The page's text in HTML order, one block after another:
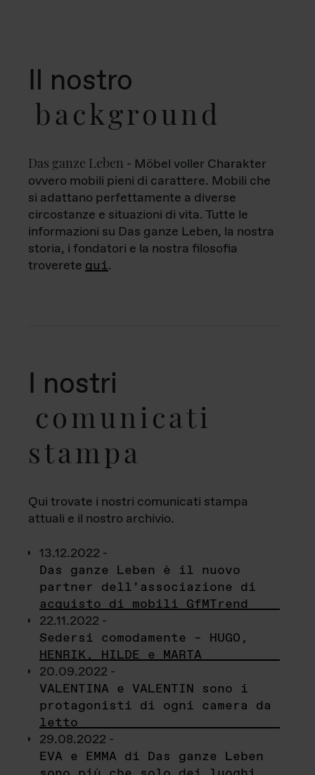
Il nostro
background
Das ganze Leben - Möbel voller Charakter
ovvero mobili pieni di carattere. Mobili che
si adattano perfettamente a diverse
circostanze e situazioni di vita. Tutte le
informazioni su Das ganze Leben, la nostra
storia, i fondatori e la nostra filosofia
troverete qui.
I nostri
comunicati
stampa
Qui trovate i nostri comunicati stampa
attuali e il nostro archivio.
13.12.2022 -
Das ganze Leben è il nuovo
partner dell’associazione di
acquisto di mobili GfMTrend
22.11.2022 -
Sedersi comodamente – HUGO,
HENRIK, HILDE e MARTA
20.09.2022 -
VALENTINA e VALENTIN sono i
protagonisti di ogni camera da
letto
29.08.2022 -
EVA e EMMA di Das ganze Leben